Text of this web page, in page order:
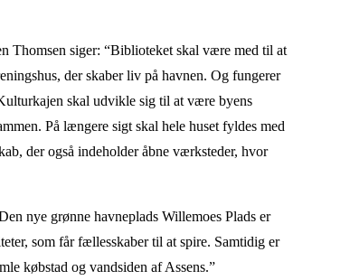
Thomsen siger: “Biblioteket skal være med til at
der skaber liv på havnen. Og fungerer
skal udvikle sig til at være byens
På længere sigt skal hele huset fyldes med
der også indeholder åbne værksteder, hvor
nye grønne havneplads Willemoes Plads er
som får fællesskaber til at spire. Samtidig er
købstad og vandsiden af Assens.”